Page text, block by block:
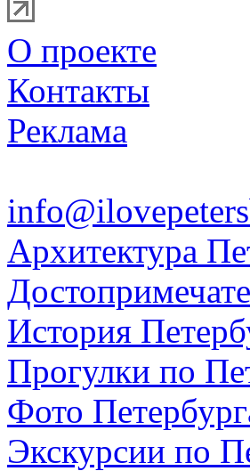
О проекте
Контакты
Реклама
Архитектура
История
Прогулки по
Фото
Экскурсии по